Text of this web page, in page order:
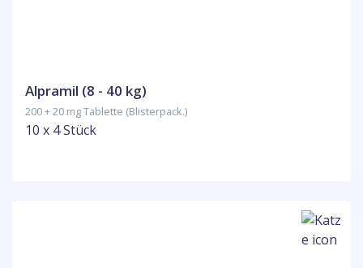
Alpramil (8 - 40 kg)
200 + 20 mg Tablette (Blisterpack.)
10 x 4 Stück